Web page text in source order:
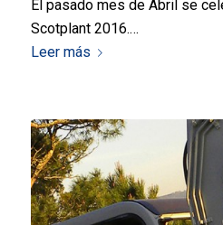
El pasado mes de Abril se
Scotplant 2016.…
Leer más